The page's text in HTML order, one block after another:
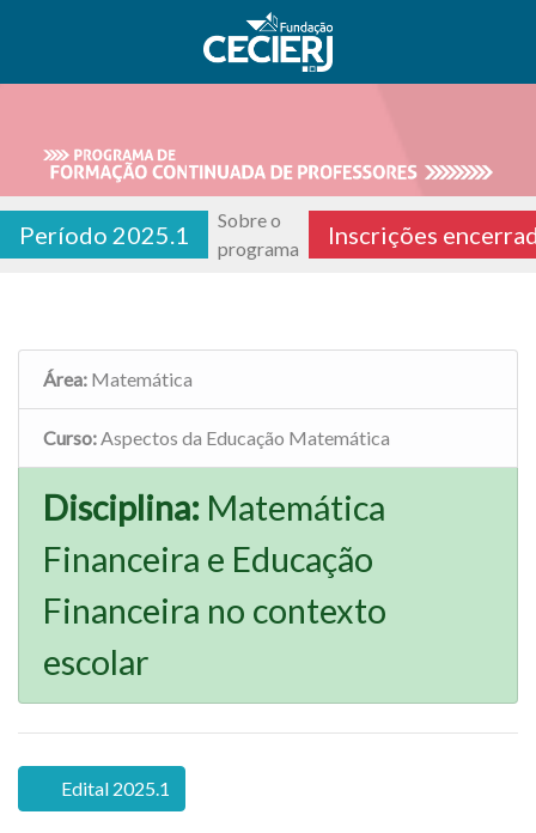
Período 2025.1
Sobre o
programa
Inscrições
Área: Matemática
Curso:Aspectos da Educação Matemática
Disciplina: Matemática
Financeira e Educação
Financeira no contexto
escolar
Edital 2025.1